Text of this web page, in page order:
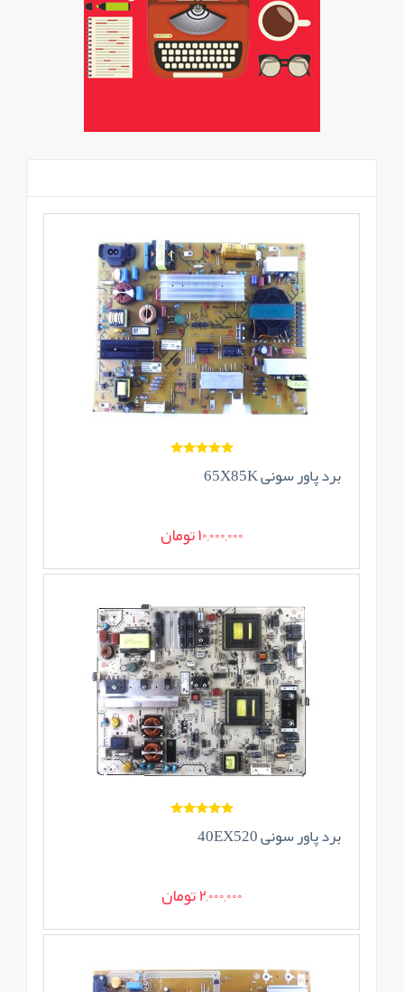
برد پاور سونی 65X85K
10,000,000 تومان
برد پاور سونی 40EX520
2,000,000 تومان